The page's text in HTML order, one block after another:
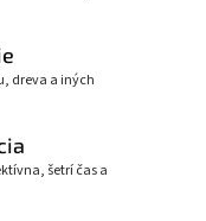
dreva a iných
šetrí čas a